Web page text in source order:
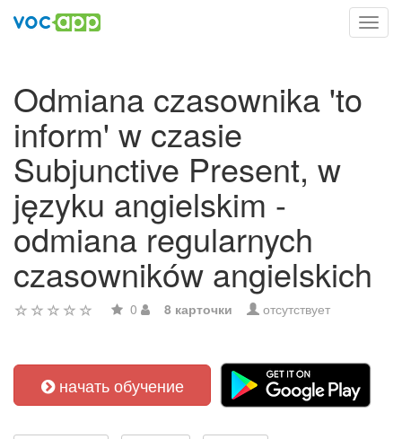
Odmiana czasownika 'to
inform' w czasie
Subjunctive Present, w
języku angielskim -
odmiana regularnych
czasowników angielskich
0 8 карточки отсутствует
начать обучение